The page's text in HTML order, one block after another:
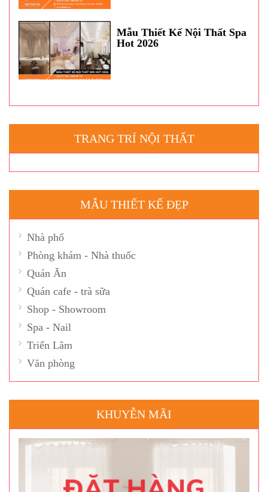
Mẫu Thiết Kế Nội Thất Spa
Hot 2026
TRANG TRÍ NỘI THẤT
MẪU THIẾT KẾ ĐẸP
Nhà phố
Phòng khám - Nhà thuốc
Quán Ăn
Quán cafe - trà sữa
Shop - Showroom
Spa - Nail
Triển Lãm
Văn phòng
KHUYỄN MÃI